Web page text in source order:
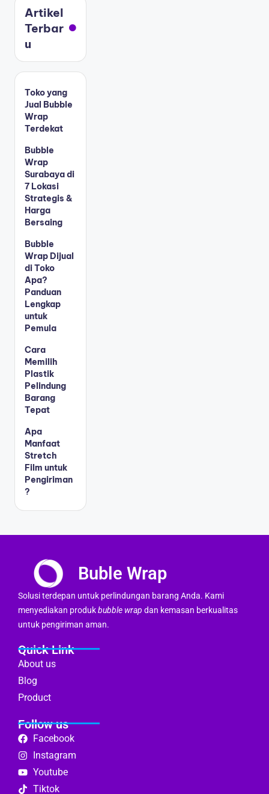
Artikel
Terbar
u
Toko yang
Jual Bubble
Wrap
Terdekat
Bubble
Wrap
Surabaya di
7 Lokasi
Strategis &
Harga
Bersaing
Bubble
Wrap Dijual
di Toko
Apa?
Panduan
Lengkap
untuk
Pemula
Cara
Memilih
Plastik
Pelindung
Barang
Tepat
Apa
Manfaat
Stretch
Film untuk
Pengiriman
?
Buble Wrap
Solusi terdepan untuk perlindungan barang Anda. Kami
menyediakan produkbubble wrap dan kemasan berkualitas
untuk pengiriman aman.
Quick Link
About us
Blog
Product
Follow us
Facebook
Instagram
Youtube
Tiktok